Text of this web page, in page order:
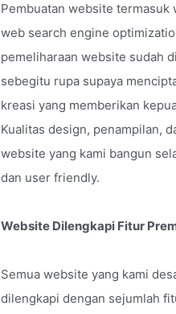
Pembuatan website termasuk
web search engine
pemeliharaan website sudah
sebegitu rupa supaya
kreasi yang memberikan
Kualitas design, penampilan,
website yang kami bangun
dan user friendly.
Website Dilengkapi Fitur
Semua website yang kami
dilengkapi dengan sejumlah